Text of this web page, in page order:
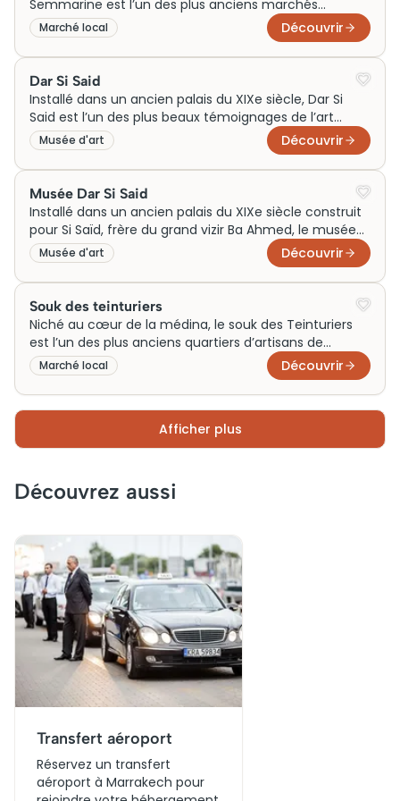
contribuant à la renommée artisanale de la ville.
Semmarine est l’un des plus anciens marchés
couverts de Marrakech, aménagé dès l’époque
saadienne pour structurer le commerce local. Son axe
voûté en bois, bordé d’échoppes spécialisées dans les
tissus, les babouches et l’artisanat, guidait autrefois
les caravanes vers les zones marchandes plus
profondes. Aujourd’hui encore, il demeure un passage
central où se lit l’organisation traditionnelle des
métiers au cœur de la vieille ville.
Marché local Découvrir
Dar Si Said
Installé dans un ancien palais du XIXe siècle, Dar Si
Said est l’un des plus beaux témoignages de l’art
décoratif marocain à Marrakech. Construit pour un
dignitaire de la cour, il mêle patios ombragés,
plafonds sculptés et zelliges raffinés. Aujourd’hui
musée des arts traditionnels, il présente des pièces
allant d’un coffre du XIe siècle à des tapis
contemporains, illustrant le savoir-faire artisanal des
régions du Maroc.
Musée d'art Découvrir
Musée Dar Si Said
Installé dans un ancien palais du XIXe siècle construit
pour Si Saïd, frère du grand vizir Ba Ahmed, le musée
Dar Si Saïd est l’un des lieux majeurs dédiés aux arts
traditionnels marocains. Ses salles finement décorées
de bois sculpté et de zelliges présentent un
remarquable ensemble d’objets artisanaux, depuis un
coffre du XIe siècle jusqu’aux tapis contemporains. Ce
cadre historique met en valeur le savoir‑faire qui a
façonné Marrakech et son identité culturelle.
Musée d'art Découvrir
Souk des teinturiers
Niché au cœur de la médina, le souk des Teinturiers
est l’un des plus anciens quartiers d’artisans de
Marrakech, autrefois dédié à la teinture des laines et
des étoffes grâce aux eaux du fleuve Issil. On y
découvre encore des ateliers traditionnels, leurs
bassins colorés et leurs étendoirs en bois, entourés
d’échoppes animées où se vendent épices, cuir ou
bijoux. Ce lieu témoigne du rôle central des métiers
Marché local Découvrir
Afficher plus
Découvrez aussi
Transfert aéroport
Réservez un transfert
aéroport à Marrakech pour